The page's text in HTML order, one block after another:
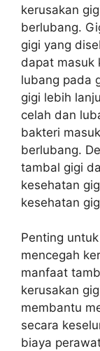
kerusakan
berlubang.
gigi yang
dapat masuk
lubang pada
gigi lebih
celah dan
bakteri
berlubang.
tambal gigi
kesehatan
kesehatan
Penting
mencegah
manfaat
kerusakan
membantu
secara
biaya